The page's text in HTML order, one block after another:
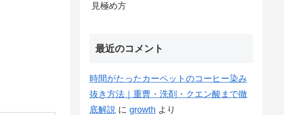
見極め方
最近のコメント
時間がたったカーペットのコーヒー染み
抜き方法｜重曹・洗剤・クエン酸まで徹
底解説 に growth より